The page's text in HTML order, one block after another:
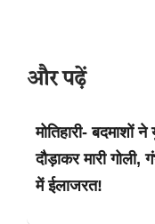
और पढ़ें
मोतिहारी- बदमाशों
दौड़ाकर मारी गोली,
में ईलाजरत!